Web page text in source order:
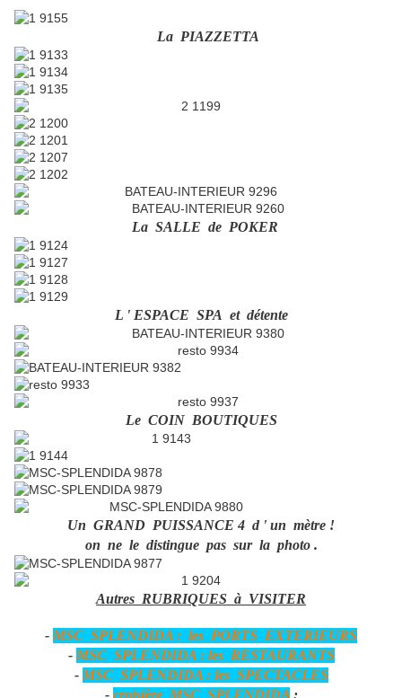
La PIAZZETTA
La SALLE de POKER
L ' ESPACE SPA et détente
Le COIN BOUTIQUES
Un GRAND PUISSANCE 4 d ' un mètre !
on ne le distingue pas sur la photo .
Autres RUBRIQUES à VISITER
- MSC SPLENDIDA : les PORTS EXTERIEURS
- MSC SPLENDIDA : les RESTAURANTS
- MSC SPLENDIDA : les SPECTACLES
- croisière MSC SPLENDIDA :